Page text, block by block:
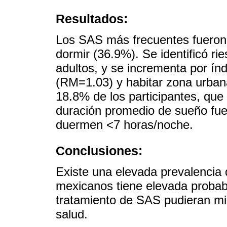
Resultados:
Los SAS más frecuentes
dormir (36.9%). Se identificó
adultos, y se incrementa por
(RM=1.03) y habitar zona
18.8% de los participantes,
duración promedio de sueño
duermen <7 horas/noche.
Conclusiones:
Existe una elevada
mexicanos tiene elevada
tratamiento de SAS pudieran
salud.